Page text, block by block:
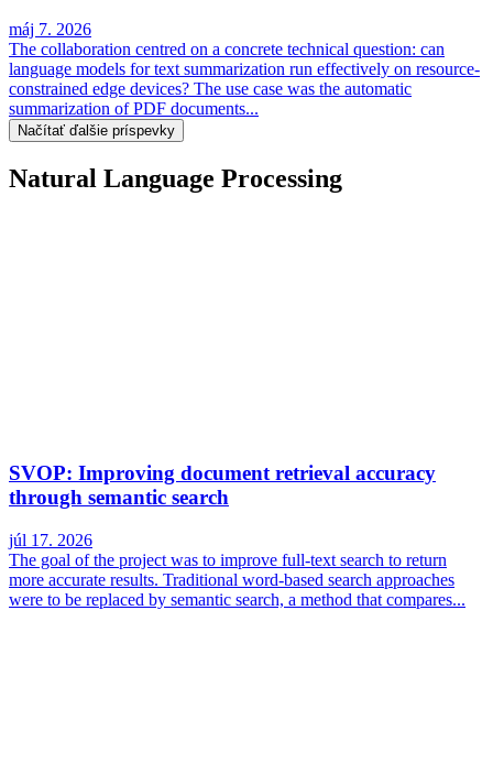
máj 7. 2026
The collaboration centred on a concrete technical question: can
language models for text summarization run effectively on resource-
constrained edge devices? The use case was the automatic
summarization of PDF documents...
Načítať ďalšie príspevky
Natural Language Processing
SVOP: Improving document retrieval accuracy
through semantic search
júl 17. 2026
The goal of the project was to improve full-text search to return
more accurate results. Traditional word-based search approaches
were to be replaced by semantic search, a method that compares...